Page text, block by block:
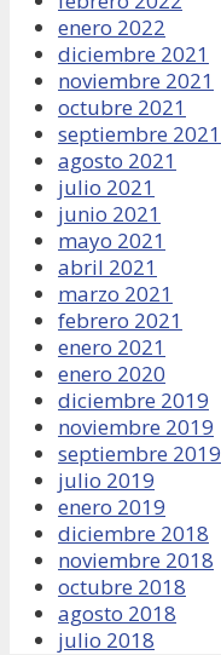
enero 2022
diciembre 2021
noviembre 2021
octubre 2021
septiembre 2021
agosto 2021
julio 2021
junio 2021
mayo 2021
abril 2021
marzo 2021
febrero 2021
enero 2021
enero 2020
diciembre 2019
noviembre 2019
septiembre 2019
julio 2019
enero 2019
diciembre 2018
noviembre 2018
octubre 2018
agosto 2018
julio 2018